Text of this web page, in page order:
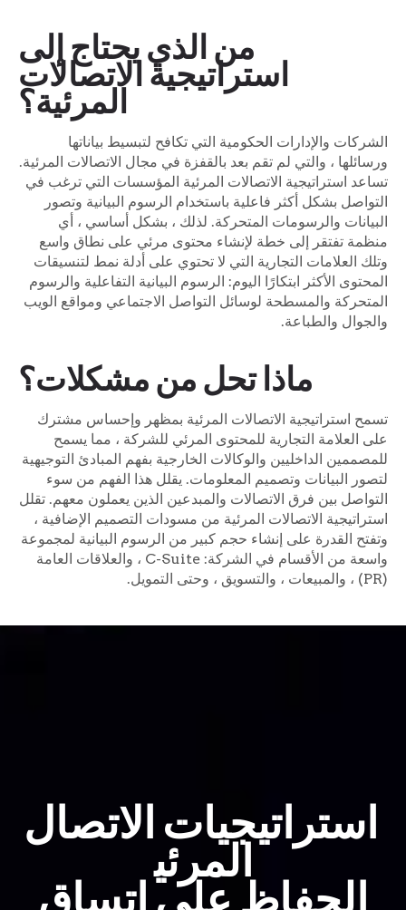
من الذي يحتاج إلى
استراتيجية الاتصالات
المرئية؟
الشركات والإدارات الحكومية التي تكافح لتبسيط بياناتها
ورسائلها ، والتي لم تقم بعد بالقفزة في مجال الاتصالات المرئية.
تساعد استراتيجية الاتصالات المرئية المؤسسات التي ترغب في
التواصل بشكل أكثر فاعلية باستخدام الرسوم البيانية وتصور
البيانات والرسومات المتحركة. لذلك ، بشكل أساسي ، أي
منظمة تفتقر إلى خطة لإنشاء محتوى مرئي على نطاق واسع
وتلك العلامات التجارية التي لا تحتوي على أدلة نمط لتنسيقات
المحتوى الأكثر ابتكارًا اليوم: الرسوم البيانية التفاعلية والرسوم
المتحركة والمسطحة لوسائل التواصل الاجتماعي ومواقع الويب
والجوال والطباعة.
ماذا تحل من مشكلات؟
تسمح استراتيجية الاتصالات المرئية بمظهر وإحساس مشترك
على العلامة التجارية للمحتوى المرئي للشركة ، مما يسمح
للمصممين الداخليين والوكالات الخارجية بفهم المبادئ التوجيهية
لتصور البيانات وتصميم المعلومات. يقلل هذا الفهم من سوء
التواصل بين فرق الاتصالات والمبدعين الذين يعملون معهم. تقلل
استراتيجية الاتصالات المرئية من مسودات التصميم الإضافية ،
وتفتح القدرة على إنشاء حجم كبير من الرسوم البيانية لمجموعة
واسعة من الأقسام في الشركة: C-Suite ، والعلاقات العامة
(PR) ، والمبيعات ، والتسويق ، وحتى التمويل.
استراتيجيات الاتصال
المرئي